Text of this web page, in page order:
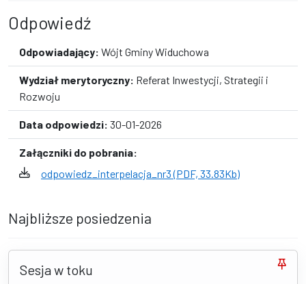
Odpowiedź
Odpowiadający: Wójt Gminy Widuchowa
Wydział merytoryczny: Referat Inwestycji, Strategii i
Rozwoju
Data odpowiedzi: 30-01-2026
Załączniki do pobrania:
odpowiedz_interpelacja_nr3 (PDF, 33.83Kb)
Najbliższe posiedzenia
Sesja w toku